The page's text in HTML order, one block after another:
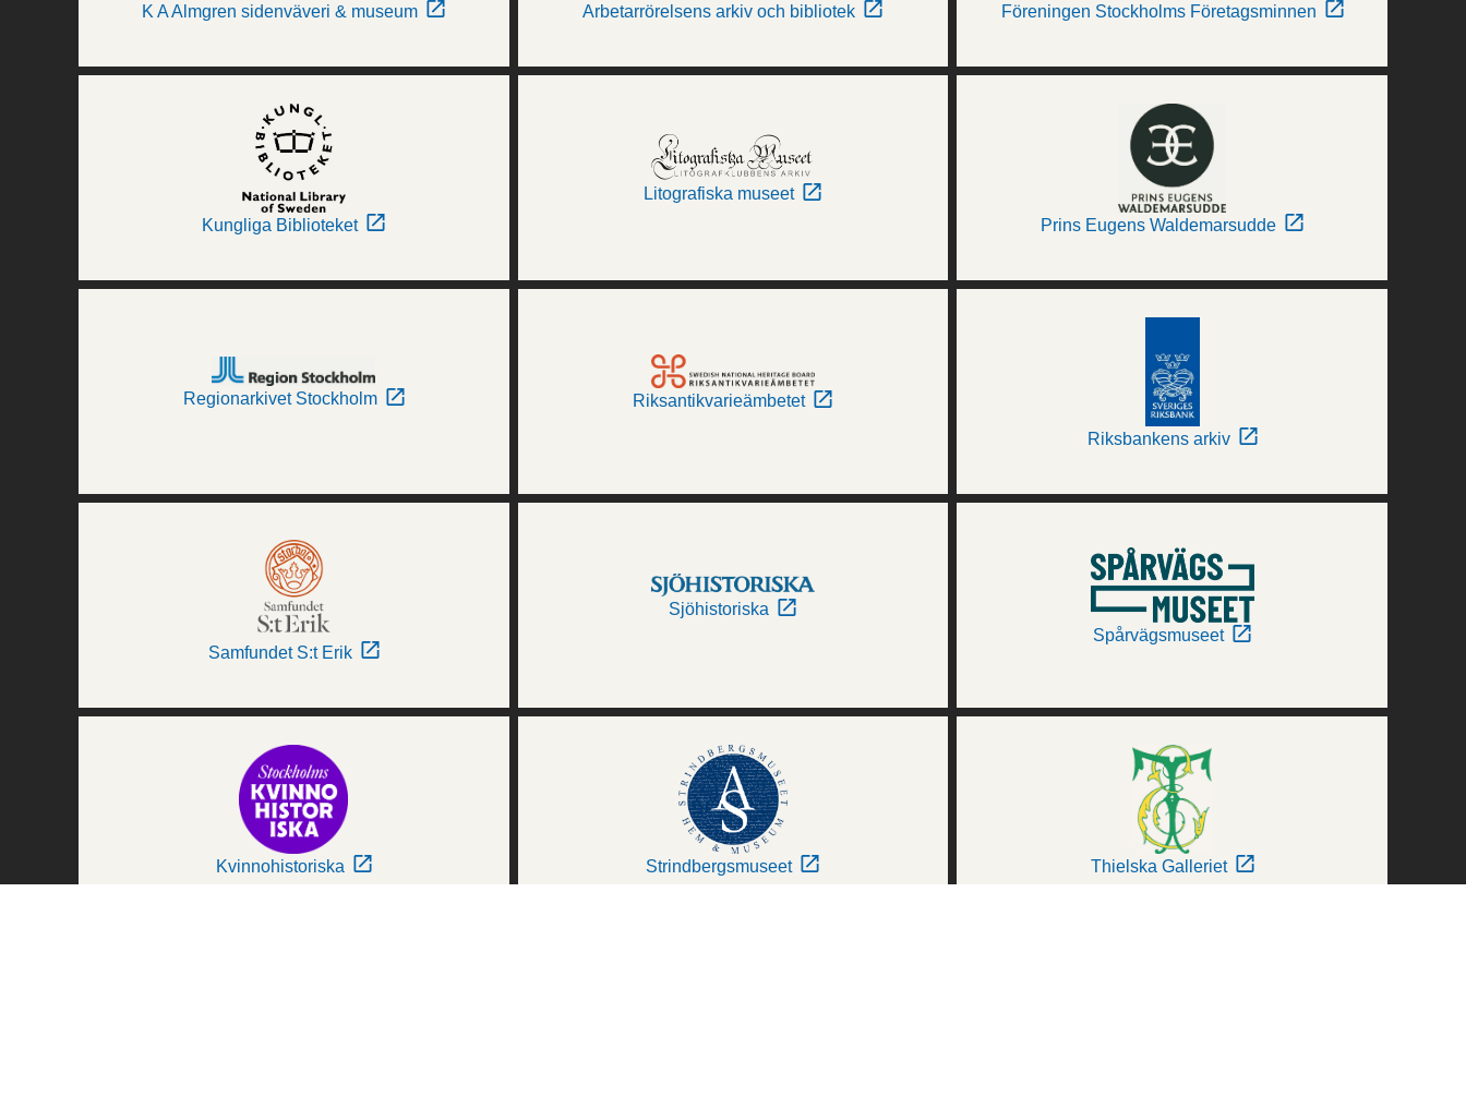
K A Almgren sidenväveri & museum Arbetarrörelsens arkiv och bibliotek Föreningen Stockholms Företagsminnen
Kungliga Biblioteket
Litografiska museet
Prins Eugens Waldemarsudde
Regionarkivet Stockholm Riksantikvarieämbetet
Riksbankens arkiv
Samfundet S:t Erik
Sjöhistoriska
Spårvägsmuseet
Kvinnohistoriska Strindbergsmuseet Thielska Galleriet